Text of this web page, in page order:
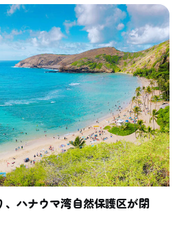
、ハナウマ湾自然保護区が閉